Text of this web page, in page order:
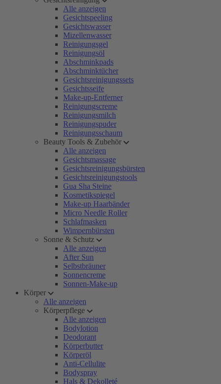
Alle anzeigen
Gesichtspeeling
Gesichtswasser
Mizellenwasser
Reinigungsgel
Reinigungsöl
Abschminkpads
Abschminktücher
Gesichtsreinigungssets
Gesichtsseife
Make-up-Entferner
Reinigungscreme
Reinigungsmilch
Reinigungspuder
Reinigungsschaum
Beauty Tools & Zubehör
Alle anzeigen
Gesichtsmassage
Gesichtsreinigungsbürsten
Gesichtsreinigungstools
Gua Sha Steine
Kosmetikspiegel
Make-up Haarbänder
Micro Needle Roller
Schlafmasken
Wimpernbürsten
Sonne & Schutz
Alle anzeigen
After Sun
Selbstbräuner
Sonnencreme
Sonnen-Make-up
Körper
Alle anzeigen
Körperpflege
Alle anzeigen
Bodylotion
Deodorant
Körperbutter
Körperöl
Anti-Cellulite
Bodyspray
Hals & Dekolleté